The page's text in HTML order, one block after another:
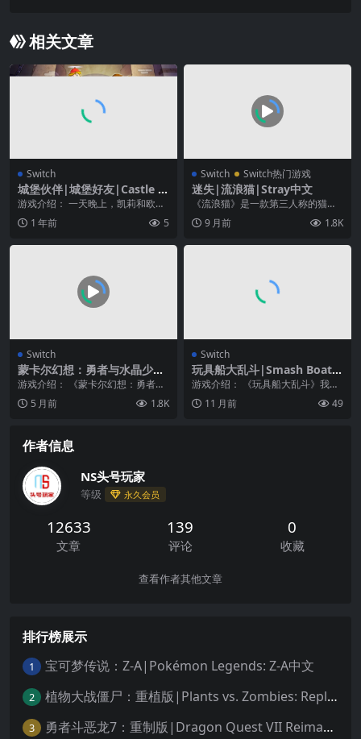
相关文章
Switch
城堡伙伴|城堡好友|Castle P
als
游戏介绍： 一天晚上，凯莉和欧文
偶然发现了令人毛骨悚然的波卡皮
克城堡，然后决定揭...
1 年前 5
Switch Switch热门游戏
迷失|流浪猫|Stray中文
《流浪猫》是一款第三人称的猫冒
险游戏。游戏背景设定为一座日渐
衰败的网络城市，这里...
9 月前 1.8K
Switch
蒙卡尔幻想：勇者与水晶少
女|Monkaru Fanta: Yuusha
游戏介绍： 《蒙卡尔幻想：勇者与
水晶少女》狩猎的话就会兴奋勇者
生活 以令人怀念的...
5 月前 1.8K
Switch
玩具船大乱斗|Smash Boats
中文
游戏介绍： 《玩具船大乱斗》我们
去扣杀吧！在试图收集星星时，独
自或与朋友一起，在...
11 月前 49
作者信息
NS头号玩家
等级 永久会员
12633
文章
139
评论
0
收藏
查看作者其他文章
排行榜展示
1 宝可梦传说：Z-A|Pokémon Legends: Z-A中文
2 植物大战僵尸：重植版|Plants vs. Zombies: Replanted中文
3 勇者斗恶龙7：重制版|Dragon Quest VII Reimagined中文